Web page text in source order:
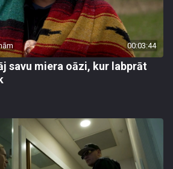
00:03:44
savu miera oāzi, kur labprāt